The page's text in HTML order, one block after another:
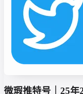
微瑕推特号｜25